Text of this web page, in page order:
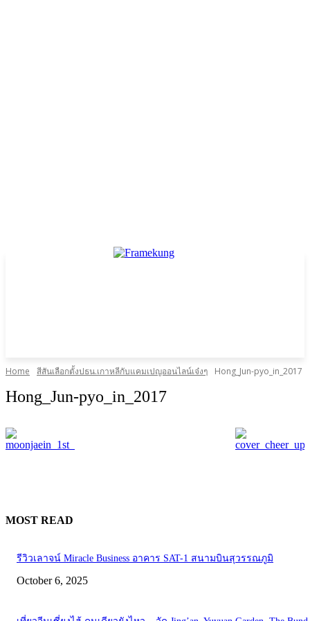
Home สีสันเลือกตั้งปธน.เกาหลีกับแคมเปญออนไลน์เจ๋งๆ Hong_Jun-pyo_in_2017
Hong_Jun-pyo_in_2017
MOST READ
รีวิวเลาจน์ Miracle Business อาคาร SAT-1 สนามบินสุวรรณภูมิ
October 6, 2025